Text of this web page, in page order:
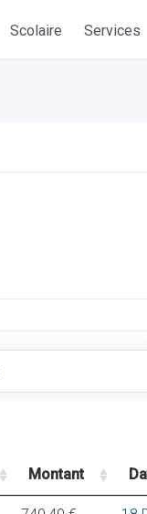
Scolaire Services
Montant